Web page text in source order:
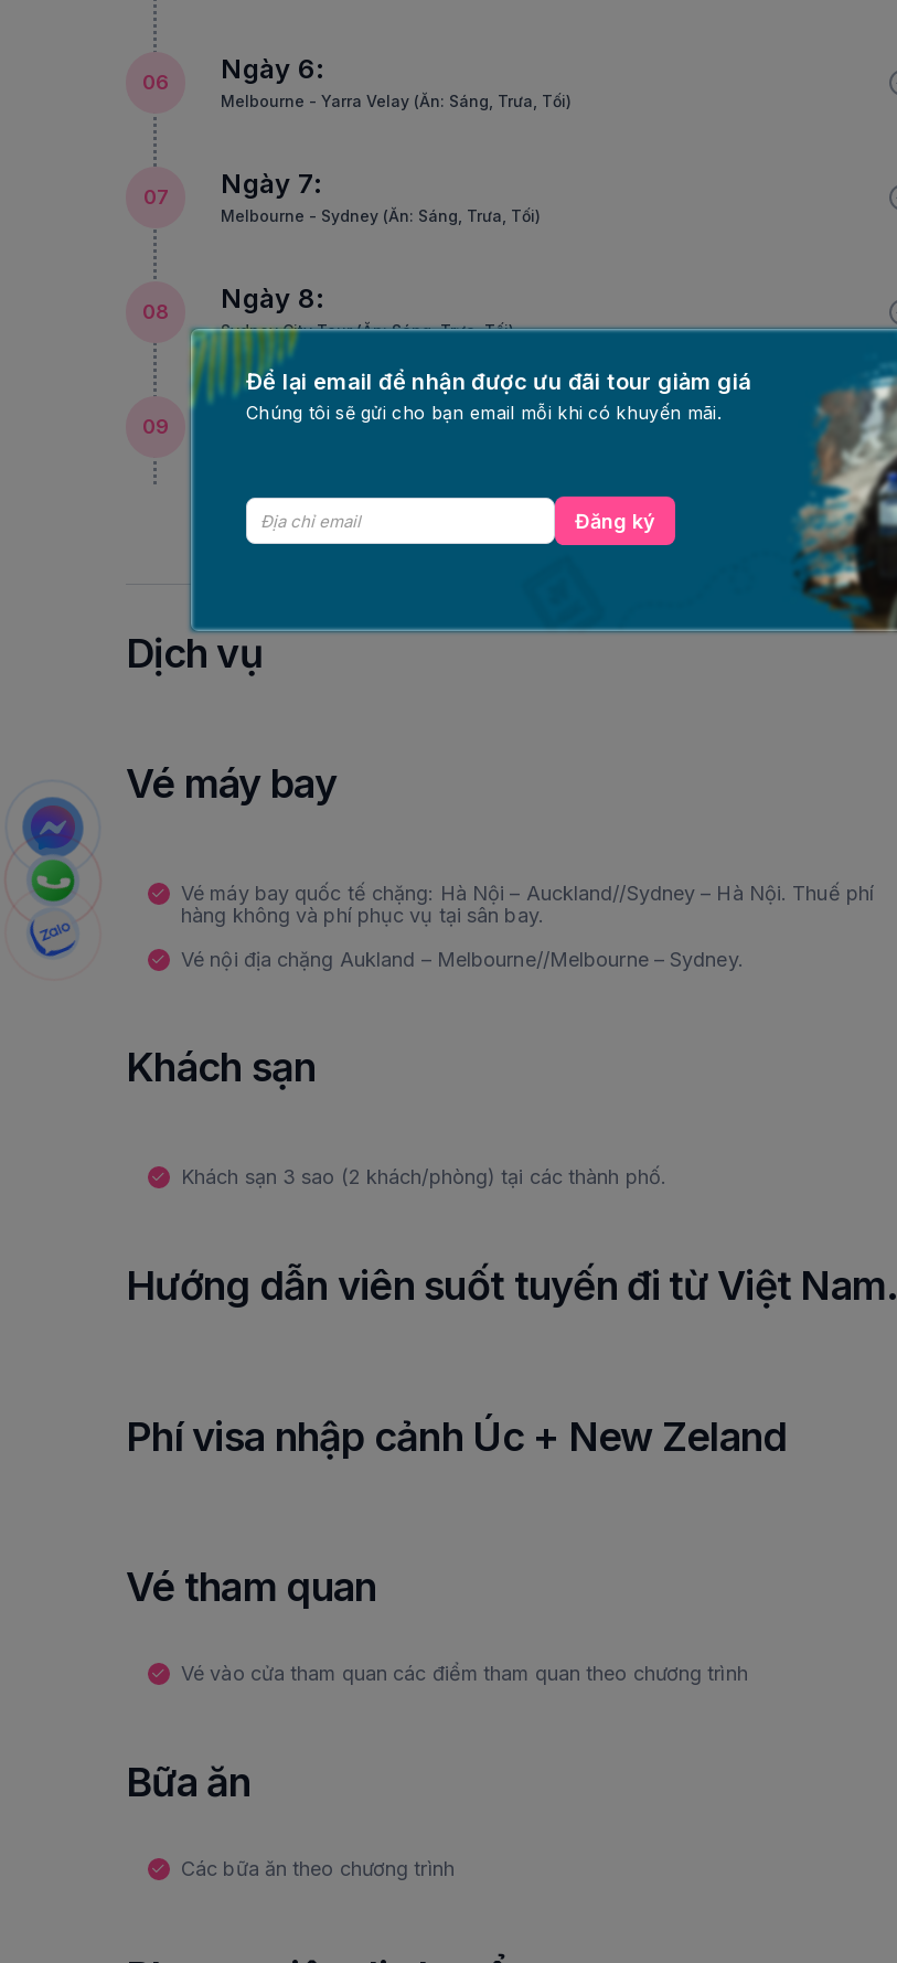
06 Ngày 6:
Melbourne - Yarra Velay (Ăn: Sáng, Trưa, Tối)
07 Ngày 7:
Melbourne - Sydney (Ăn: Sáng, Trưa, Tối)
08 Ngày 8:
Sydney City Tour (Ăn: Sáng, Trưa, Tối)
09 Ngày 9:
Dịch vụ
Vé máy bay
Vé máy bay quốc tế chặng: Hà Nội – Auckland//Sydney – Hà Nội. Thuế phí
hàng không và phí phục vụ tại sân bay.
Vé nội địa chặng Aukland – Melbourne//Melbourne – Sydney.
Khách sạn
Khách sạn 3 sao (2 khách/phòng) tại các thành phố.
Hướng dẫn viên suốt tuyến đi từ Việt Nam.
Phí visa nhập cảnh Úc + New Zeland
Vé tham quan
Vé vào cửa tham quan các điểm tham quan theo chương trình
Bữa ăn
Các bữa ăn theo chương trình
Để lại email để nhận được ưu đãi tour giảm giá
Chúng tôi sẽ gửi cho bạn email mỗi khi có khuyến mãi.
Đăng ký